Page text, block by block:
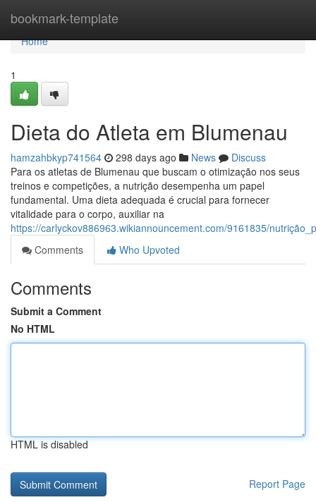
bookmark-template
Home
Home
1
Dieta do Atleta em Blumenau
hamzahbkyp741564 298 days ago News
Discuss
Para os atletas de Blumenau que buscam o otimização nos seus
treinos e competições, a nutrição desempenha um papel
fundamental. Uma dieta adequada é crucial para fornecer
vitalidade para o corpo, auxiliar na
https://carlyckov886963.wikiannouncement.com/9161835/
Comments
Who Upvoted
Comments
Submit a Comment
No HTML
HTML is disabled
Report Page